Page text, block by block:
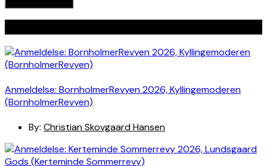
Anmeldelse: BornholmerRevyen 2026, Kyllingemoderen
(BornholmerRevyen)
By: Christian Skovgaard Hansen